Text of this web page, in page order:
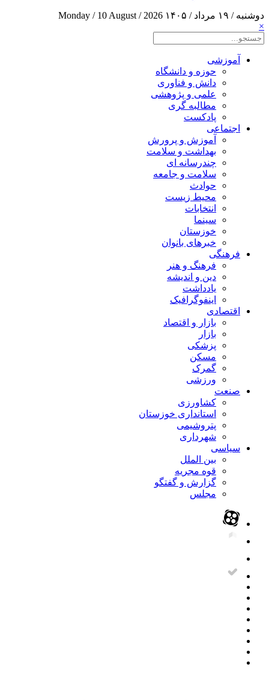
دوشنبه / ۱۹ مرداد / ۱۴۰۵
Monday / 10 August / 2026
×
آموزشی
حوزه و دانشگاه
دانش و فناوری
علمی و پژوهشی
مطالبه گری
پادکست
اجتماعی
آموزش و پرورش
بهداشت و سلامت
چندرسانه ای
سلامت و جامعه
حوادث
محیط زیست
انتخابات
سینما
خوزستان
خبرهای بانوان
فرهنگی
فرهنگ و هنر
دین و اندیشه
یادداشت
اینفوگرافیک
اقتصادی
بازار و اقتصاد
بازار
پزشکی
مسکن
گمرک
ورزشی
صنعت
کشاورزی
استانداری خوزستان
پتروشیمی
شهرداری
سیاسی
بین الملل
قوه مجریه
گزارش و گفتگو
مجلس